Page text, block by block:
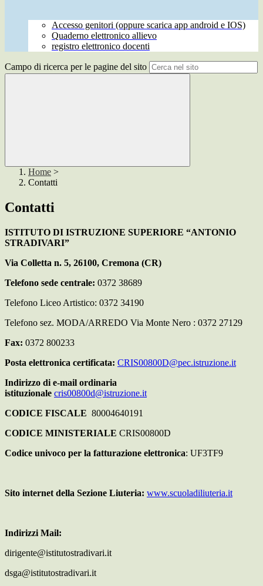
Accesso genitori (oppure scarica app android e IOS)
Quaderno elettronico allievo
registro elettronico docenti
Campo di ricerca per le pagine del sito
Home >
Contatti
Contatti
ISTITUTO DI ISTRUZIONE SUPERIORE “ANTONIO
STRADIVARI”
Via Colletta n. 5, 26100, Cremona (CR)
Telefono sede centrale: 0372 38689
Telefono Liceo Artistico: 0372 34190
Telefono sez. MODA/ARREDO Via Monte Nero : 0372 27129
Fax: 0372 800233
Posta elettronica certificata: CRIS00800D@pec.istruzione.it
Indirizzo di e-mail ordinaria
istituzionale cris00800d@istruzione.it
CODICE FISCALE 80004640191
CODICE MINISTERIALE CRIS00800D
Codice univoco per la fatturazione elettronica: UF3TF9
Sito internet della Sezione Liuteria: www.scuoladiliuteria.it
Indirizzi Mail:
dirigente@istitutostradivari.it
dsga@istitutostradivari.it